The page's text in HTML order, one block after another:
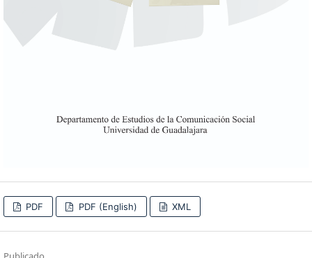
PDF PDF (English) XML